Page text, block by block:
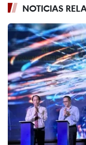
NOTICIAS